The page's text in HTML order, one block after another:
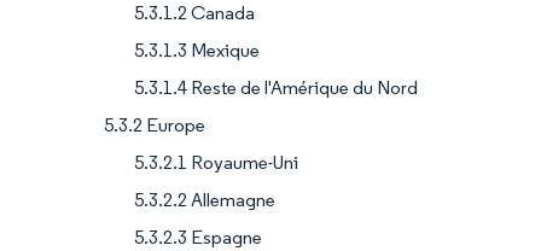
5.3.1.2 Canada
5.3.1.3 Mexique
5.3.1.4 Reste de l'Amérique du Nord
5.3.2 Europe
5.3.2.1 Royaume-Uni
5.3.2.2 Allemagne
5.3.2.3 Espagne